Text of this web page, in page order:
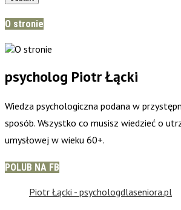
O stronie
psycholog Piotr Łącki
Wiedza psychologiczna podana w
sposób. Wszystko co musisz wiedzieć o
umysłowej w wieku 60+.
POLUB NA FB
Piotr Łącki - psychologdlaseniora.pl